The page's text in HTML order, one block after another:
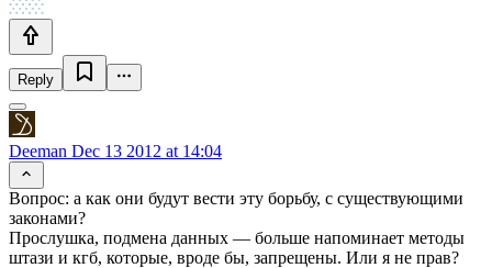
Reply
Deeman Dec 13 2012 at 14:04
Вопрос: а как они будут вести эту борьбу, с существующими
законами?
Прослушка, подмена данных — больше напоминает методы
штази и кгб, которые, вроде бы, запрещены. Или я не прав?